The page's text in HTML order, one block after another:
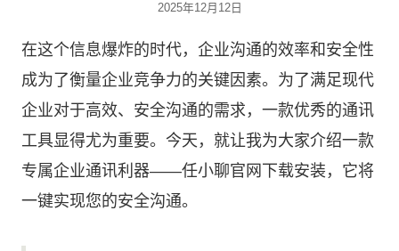
2025年12月12日
在这个信息爆炸的时代，企业沟通的效率和安全性
成为了衡量企业竞争力的关键因素。为了满足现代
企业对于高效、安全沟通的需求，一款优秀的通讯
工具显得尤为重要。今天，就让我为大家介绍一款
专属企业通讯利器——任小聊官网下载安装，它将
一键实现您的安全沟通。